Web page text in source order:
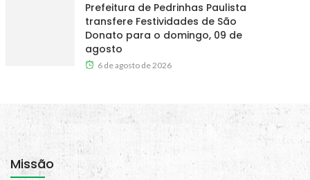
Prefeitura de Pedrinhas Paulista
transfere Festividades de São
Donato para o domingo, 09 de
agosto
6 de agosto de 2026
Missão